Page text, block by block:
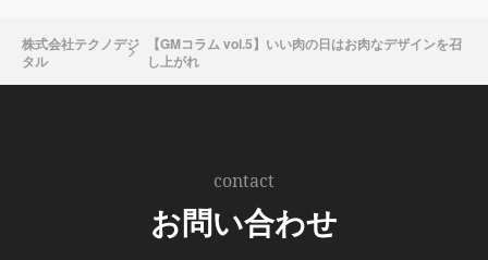
株式会社テクノデジ
タル
【GMコラム vol.5】いい肉の日はお肉なデザインを召
し上がれ
contact
お問い合わせ